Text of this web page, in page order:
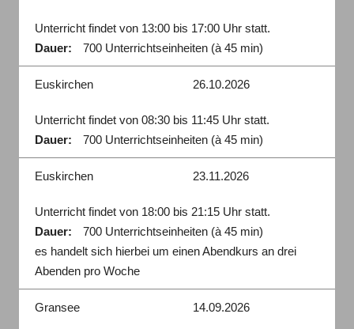
Unterricht findet von 13:00 bis 17:00 Uhr statt.
Dauer:
700 Unterrichtseinheiten (à 45 min)
Euskirchen 26.10.2026
Unterricht findet von 08:30 bis 11:45 Uhr statt.
Dauer:
700 Unterrichtseinheiten (à 45 min)
Euskirchen 23.11.2026
Unterricht findet von 18:00 bis 21:15 Uhr statt.
Dauer:
700 Unterrichtseinheiten (à 45 min)
es handelt sich hierbei um einen Abendkurs an drei
Abenden pro Woche
Gransee 14.09.2026